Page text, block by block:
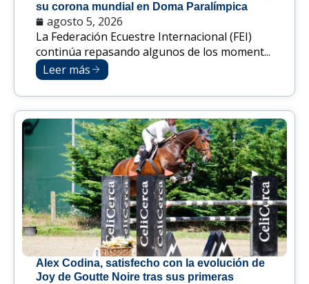
su corona mundial en Doma Paralímpica
agosto 5, 2026
La Federación Ecuestre Internacional (FEI)
continúa repasando algunos de los moment...
Leer más
Alex Codina, satisfecho con la evolución de
Joy de Goutte Noire tras sus primeras